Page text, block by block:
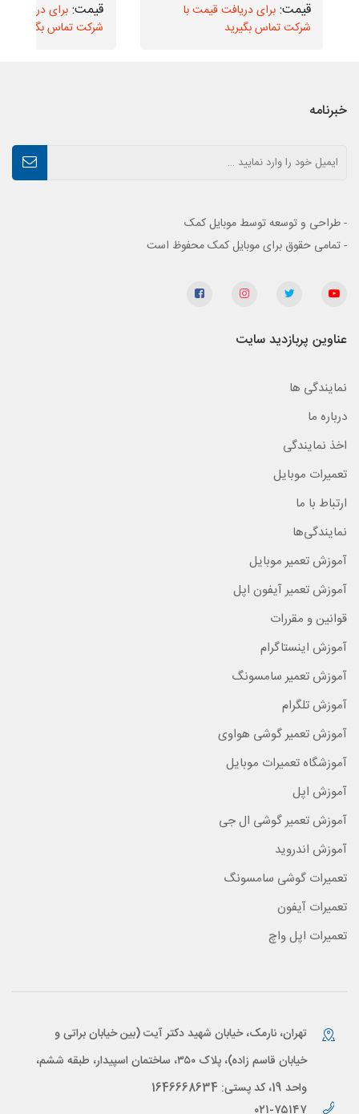
برای دریافت قیمت با
شرکت تماس بگیرید
برای دریافت
شرکت تماس بگیرید
خبرنامه
- طراحی و توسعه توسط موبایل کمک
- تمامی حقوق برای موبایل کمک محفوظ است
عناوین پربازدید سایت
نمایندگی ها
درباره ما
اخذ نمایندگی
تعمیرات موبایل
ارتباط با ما
نمایندگی‌ها
آموزش تعمیر موبایل
آموزش تعمیر آیفون اپل
قوانین و مقررات
آموزش اینستاگرام
آموزش تعمیر سامسونگ
آموزش تلگرام
آموزش تعمیر گوشی هواوی
آموزشگاه تعمیرات موبایل
آموزش اپل
آموزش تعمیر گوشی ال جی
آموزش اندروید
تعمیرات گوشی سامسونگ
تعمیرات آیفون
تعمیرات اپل واچ
تهران، نارمک، خیابان شهید دکتر آیت (بین خیابان براتی و
خیابان قاسم زاده)، پلاک ۳۵۰، ساختمان اسپیدار، طبقه ششم،
واحد 19، کد پستی: 1646668634